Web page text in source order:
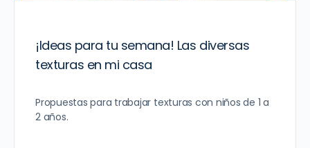
¡Ideas para tu semana! Las diversas
texturas en mi casa
Propuestas para trabajar texturas con niños de 1 a
2 años.